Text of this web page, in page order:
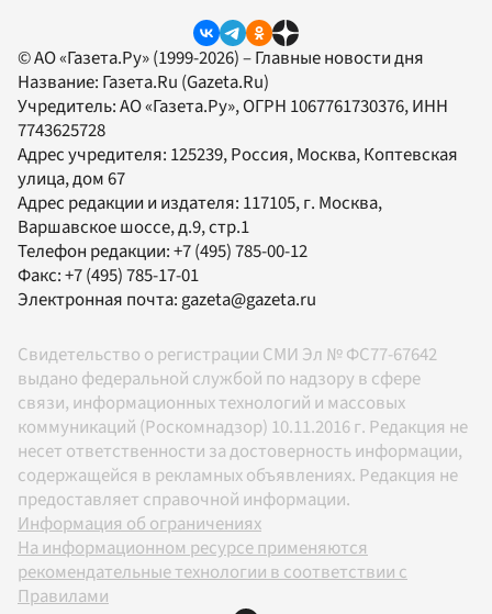
© АО «Газета.Ру» (1999-2026) – Главные новости дня
Название: Газета.Ru (Gazeta.Ru)
Учредитель:АО «Газета.Ру», ОГРН 1067761730376, ИНН
7743625728
Адрес учредителя: 125239, Россия, Москва, Коптевская
улица, дом 67
Адрес редакции и издателя: 117105, г. Москва,
Варшавское шоссе, д.9, стр.1
Телефон редакции:+7 (495) 785-00-12
Факс:+7 (495) 785-17-01
Электронная почта: gazeta@gazeta.ru
Свидетельство о регистрации СМИ Эл № ФС77-67642
выдано федеральной службой по надзору в сфере
связи, информационных технологий и массовых
коммуникаций (Роскомнадзор) 10.11.2016 г. Редакция не
несет ответственности за достоверность информации,
содержащейся в рекламных объявлениях. Редакция не
предоставляет справочной информации.
Информация об ограничениях
На информационном ресурсе применяются
рекомендательные технологии в соответствии с
Правилами